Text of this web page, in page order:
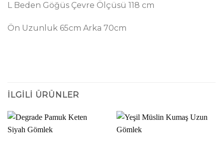
L Beden Göğüs Çevre Ölçüsü 118 cm
Ön Uzunluk 65cm Arka 70cm
İLGILI ÜRÜNLER